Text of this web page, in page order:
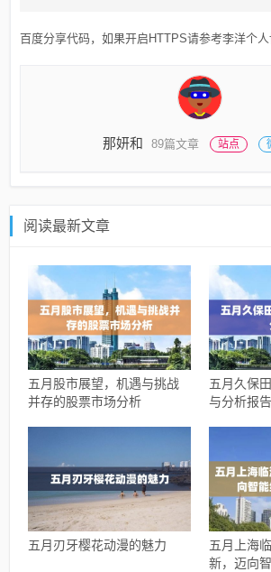
百度分享代码，如果开启HTTPS请参考李洋个
那妍和 89篇文章 站点
阅读最新文章
五月股市展望，机遇与挑战
并存的股票市场分析
五月久保
与分析报告
五月刃牙樱花动漫的魅力
五月上海
新，迈向